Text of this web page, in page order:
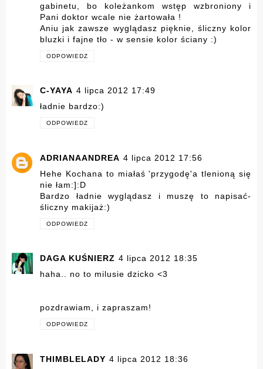
gabinetu, bo koleżankom wstęp wzbroniony i
Pani doktor wcale nie żartowała !
Aniu jak zawsze wyglądasz pięknie, śliczny kolor
bluzki i fajne tło - w sensie kolor ściany :)
ODPOWIEDZ
C-YAYA 4 lipca 2012 17:49
ładnie bardzo:)
ODPOWIEDZ
ADRIANAANDREA 4 lipca 2012 17:56
Hehe Kochana to miałaś 'przygodę'a tlenioną się
nie łam:]:D
Bardzo ładnie wyglądasz i muszę to napisać-
śliczny makijaż:)
ODPOWIEDZ
DAGA KUŚNIERZ 4 lipca 2012 18:35
haha.. no to milusie dzicko <3
pozdrawiam, i zapraszam!
ODPOWIEDZ
THIMBLELADY 4 lipca 2012 18:36